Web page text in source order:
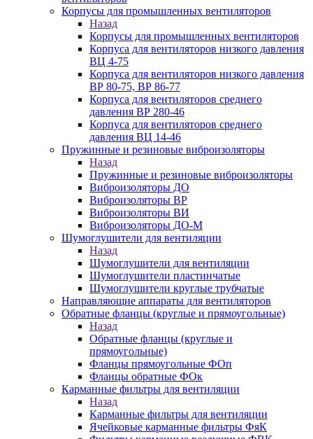
Корпусы для промышленных вентиляторов
Назад
Корпусы для промышленных вентиляторов
Корпуса для вентиляторов низкого давления
ВЦ 4-75
Корпуса для вентиляторов низкого давления
ВР 80-75, ВР 86-77
Корпуса для вентиляторов среднего
давления ВР 280-46
Корпуса для вентиляторов среднего
давления ВЦ 14-46
Пружинные и резиновые виброизоляторы
Назад
Пружинные и резиновые виброизоляторы
Виброизоляторы ДО
Виброизоляторы ВР
Виброизоляторы ВИ
Виброизоляторы ДО-М
Шумоглушители для вентиляции
Назад
Шумоглушители для вентиляции
Шумоглушители пластинчатые
Шумоглушители круглые трубчатые
Направляющие аппараты для вентиляторов
Обратные фланцы (круглые и прямоугольные)
Назад
Обратные фланцы (круглые и
прямоугольные)
Фланцы прямоугольные ФОп
Фланцы обратные ФОк
Карманные фильтры для вентиляции
Назад
Карманные фильтры для вентиляции
Ячейковые карманные фильтры ФяК